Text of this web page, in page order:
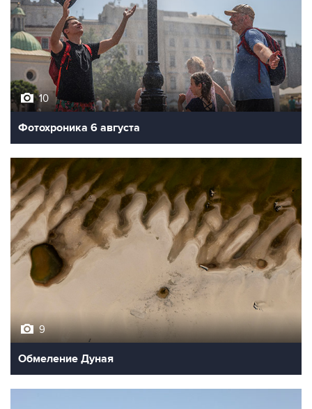
10
Фотохроника 6 августа
9
Обмеление Дуная